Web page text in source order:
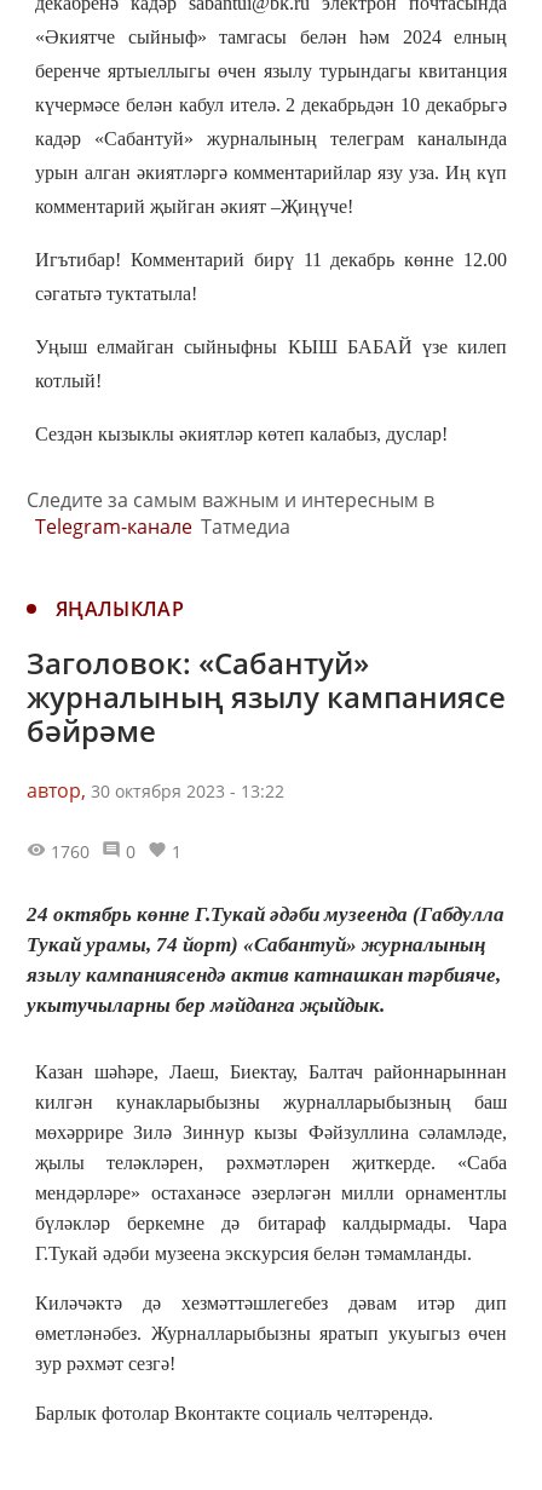
«Әкиятче сыйныф» тамгасы белән һәм 2024 елның
беренче яртыеллыгы өчен язылу турындагы квитанция
күчермәсе белән кабул ителә. 2 декабрьдән 10 декабрьгә
кадәр «Сабантуй» журналының телеграм каналында
урын алган әкиятләргә комментарийлар язу уза. Иң күп
комментарий җыйган әкият –Җиңүче!
Игътибар! Комментарий бирү 11 декабрь көнне 12.00
сәгатьтә туктатыла!
Уңыш елмайган сыйныфны КЫШ БАБАЙ үзе килеп
котлый!
Сездән кызыклы әкиятләр көтеп калабыз, дуслар!
Следите за самым важным и интересным в
Telegram-канале Татмедиа
ЯҢАЛЫКЛАР
Заголовок: «Сабантуй»
журналының язылу кампаниясе
бәйрәме
автор, 30 октября 2023 - 13:22
1760 0 1
24 октябрь көнне Г.Тукай әдәби музеенда (Габдулла
Тукай урамы, 74 йорт) «Сабантуй» журналының
язылу кампаниясендә актив катнашкан тәрбияче,
укытучыларны бер мәйданга җыйдык.
Казан шәһәре, Лаеш, Биектау, Балтач районнарыннан
килгән кунакларыбызны журналларыбызның баш
мөхәррире Зилә Зиннур кызы Фәйзуллина сәламләде,
җылы теләкләрен, рәхмәтләрен җиткерде. «Саба
мендәрләре» остаханәсе әзерләгән милли орнаментлы
бүләкләр беркемне дә битараф калдырмады. Чара
Г.Тукай әдәби музеена экскурсия белән тәмамланды.
Киләчәктә дә хезмәттәшлегебез дәвам итәр дип
өметләнәбез. Журналларыбызны яратып укуыгыз өчен
зур рәхмәт сезгә!
Барлык фотолар Вконтакте социаль челтәрендә.